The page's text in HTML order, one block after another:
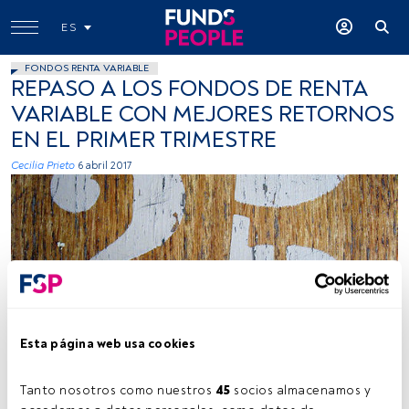
Esta página web usa cookies
Tanto nosotros como nuestros 45 socios almacenamos y
ES
FONDOS RENTA VARIABLE
REPASO A LOS FONDOS DE RENTA
VARIABLE CON MEJORES RETORNOS
EN EL PRIMER TRIMESTRE
Cecilia Prieto 6 abril 2017
Tiempo lectura: 3 min.